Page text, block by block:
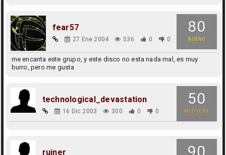
80
BUENO
fear57
27 Ene 2004 536 0 0
me encanta este grupo, y este disco no esta nada mal, es muy
burro, pero me gusta
50
MEDIOCRE
technological_devastation
16 Dic 2003 300 0 0
90
ruiner